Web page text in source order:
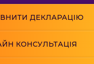
ДЕКЛАРАЦІЮ
КОНСУЛЬТАЦІЯ